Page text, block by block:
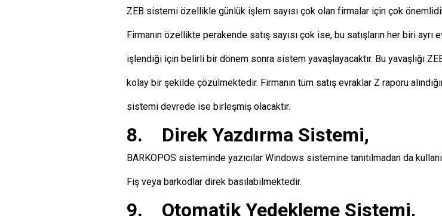
ZEB sistemi özellikle günlük işlem sayısı çok olan firmalar için çok
Firmanın özellikte perakende satış sayısı çok ise, bu satışların her biri ayrı
işlendiği için belirli bir dönem sonra sistem yavaşlayacaktır. Bu yavaşlığı
kolay bir şekilde çözülmektedir. Firmanın tüm satış evraklar Z raporu
sistemi devrede ise birleşmiş olacaktır.
8. Direk Yazdırma Sistemi,
BARKOPOS sisteminde yazıcılar Windows sistemine tanıtılmadan da
Fiş veya barkodlar direk basılabilmektedir.
9. Otomatik Yedekleme Sistemi,